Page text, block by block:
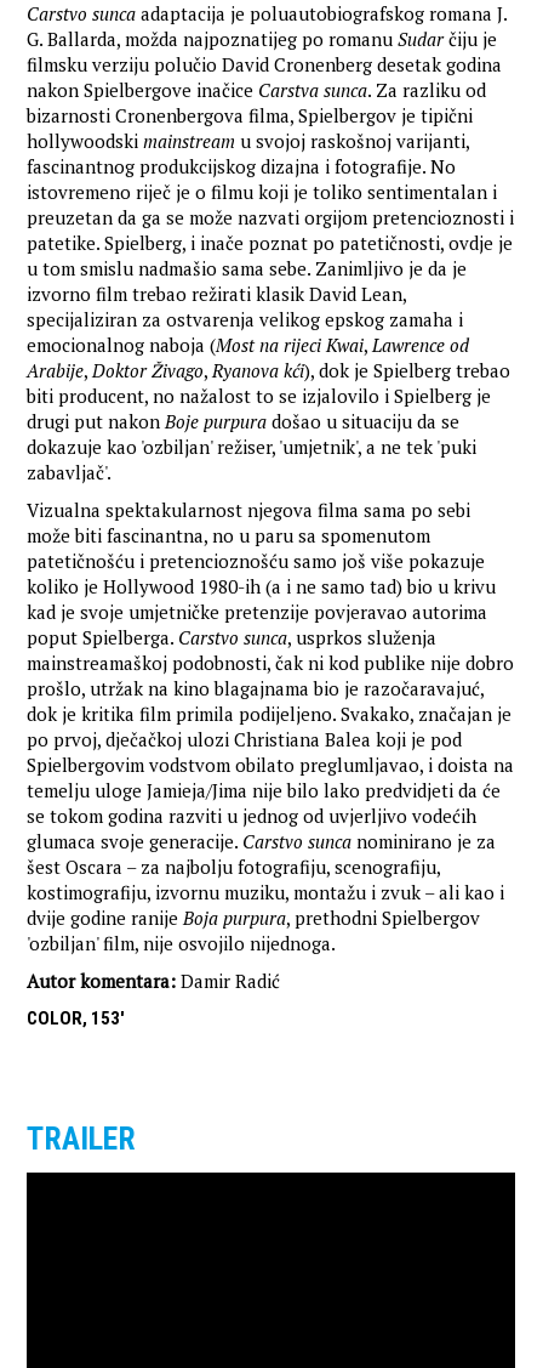
Carstvo sunca adaptacija je poluautobiografskog romana J.
G. Ballarda, možda najpoznatijeg po romanuSudarčiju je
filmsku verziju polučio David Cronenberg desetak godina
nakon Spielbergove inačice Carstva sunca. Za razliku od
bizarnosti Cronenbergova filma, Spielbergov je tipični
hollywoodskimainstream u svojoj raskošnoj varijanti,
fascinantnog produkcijskog dizajna i fotografije. No
istovremeno riječ je o filmu koji je toliko sentimentalan i
preuzetan da ga se može nazvati orgijom pretencioznosti i
patetike. Spielberg, i inače poznat po patetičnosti, ovdje je
u tom smislu nadmašio sama sebe. Zanimljivo je da je
izvorno film trebao režirati klasik David Lean,
specijaliziran za ostvarenja velikog epskog zamaha i
emocionalnog naboja (Most na rijeci Kwai,Lawrence od
Arabije,Doktor Živago,Ryanova kći), dok je Spielberg trebao
biti producent, no nažalost to se izjalovilo i Spielberg je
drugi put nakonBoje purpura došao u situaciju da se
dokazuje kao 'ozbiljan' režiser, 'umjetnik', a ne tek 'puki
zabavljač'.
Vizualna spektakularnost njegova filma sama po sebi
može biti fascinantna, no u paru sa spomenutom
patetičnošću i pretencioznošću samo još više pokazuje
koliko je Hollywood 1980-ih (a i ne samo tad) bio u krivu
kad je svoje umjetničke pretenzije povjeravao autorima
poput Spielberga. Carstvo sunca, usprkos služenja
mainstreamaškoj podobnosti, čak ni kod publike nije dobro
prošlo, utržak na kino blagajnama bio je razočaravajuć,
dok je kritika film primila podijeljeno. Svakako, značajan je
po prvoj, dječačkoj ulozi Christiana Balea koji je pod
Spielbergovim vodstvom obilato preglumljavao, i doista na
temelju uloge Jamieja/Jima nije bilo lako predvidjeti da će
se tokom godina razviti u jednog od uvjerljivo vodećih
glumaca svoje generacije. Carstvo sunca nominirano je za
šest Oscara – za najbolju fotografiju, scenografiju,
kostimografiju, izvornu muziku, montažu i zvuk – ali kao i
dvije godine ranijeBoja purpura, prethodni Spielbergov
'ozbiljan' film, nije osvojilo nijednoga.
Autor komentara: Damir Radić
COLOR, 153'
TRAILER